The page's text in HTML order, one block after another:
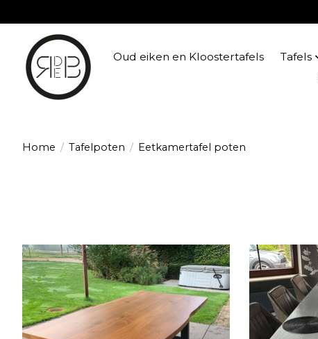
Oud eiken en Kloostertafels Tafels
Home / Tafelpoten / Eetkamertafel poten